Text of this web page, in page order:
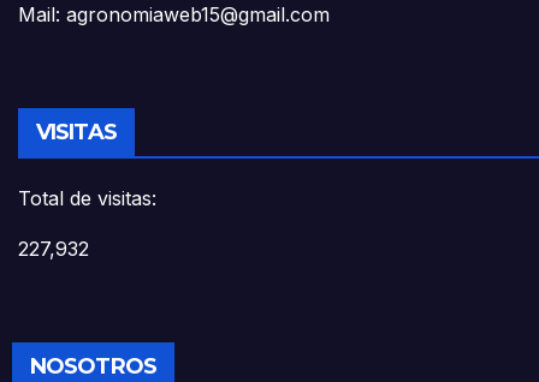
Mail: agronomiaweb15@gmail.com
VISITAS
Total de visitas:
227,932
NOSOTROS